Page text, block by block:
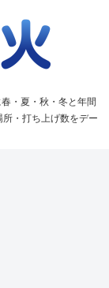
・夏・秋・冬と年間
・打ち上げ数をデー